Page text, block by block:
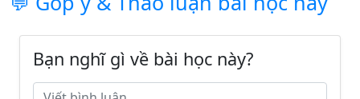
Bạn nghĩ gì về bài học này?